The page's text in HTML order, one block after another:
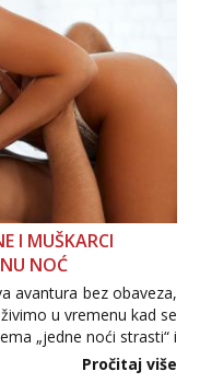
I MUŠKARCI
NOĆ
avantura bez obaveza,
u vremenu kad se
„jedne noći strasti“ i
misle žene, a što
Pročitaj više